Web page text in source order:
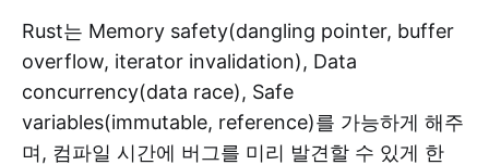
Rust는 Memory safety(dangling pointer, buffer
overflow, iterator invalidation), Data
concurrency(data race), Safe
variables(immutable, reference)를 가능하게 해주
며, 컴파일 시간에 버그를 미리 발견할 수 있게 한